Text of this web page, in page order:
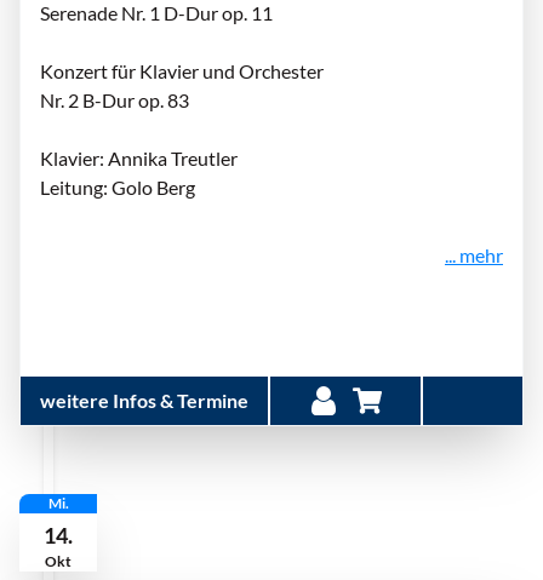
Serenade Nr. 1 D-Dur op. 11
Konzert für Klavier und Orchester
Nr. 2 B-Dur op. 83
Klavier: Annika Treutler
Leitung: Golo Berg
... mehr
weitere Infos & Termine
Mi.
14.
Okt